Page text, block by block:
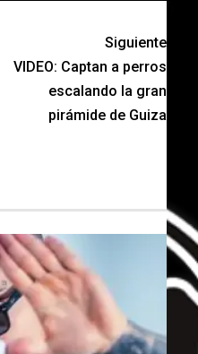
Siguiente
VIDEO: Captan a perros
escalando la gran
pirámide de Guiza